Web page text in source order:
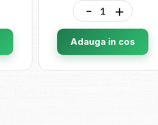
- +
Adauga in cos